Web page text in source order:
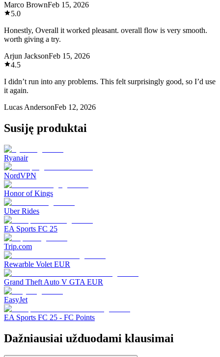
Marco BrownFeb 15, 2026
5.0
Honestly, Overall it worked pleasant. overall flow is very smooth.
worth giving a try.
Arjun JacksonFeb 15, 2026
4.5
I didn’t run into any problems. This felt surprisingly good, so I’d use
it again.
Lucas AndersonFeb 12, 2026
Susiję produktai
Ryanair
NordVPN
Honor of Kings
Uber Rides
EA Sports FC 25
Trip.com
Rewarble Volet EUR
Grand Theft Auto V GTA EUR
EasyJet
EA Sports FC 25 - FC Points
Dažniausiai užduodami klausimai